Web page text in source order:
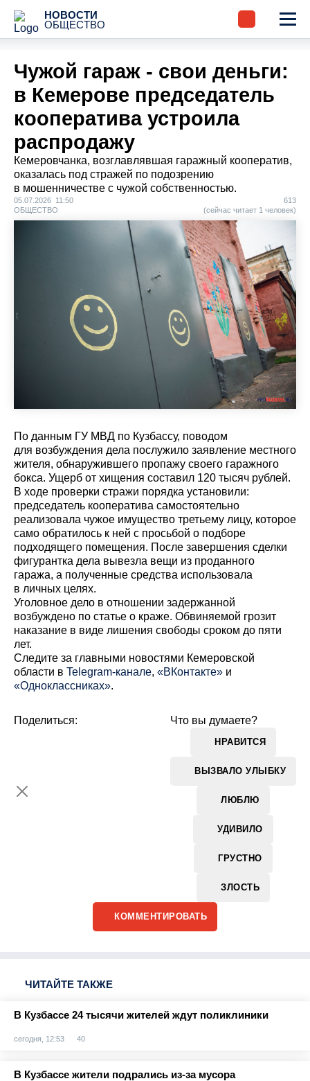
НОВОСТИ
ОБЩЕСТВО
Чужой гараж - свои деньги:
в Кемерове председатель
кооператива устроила
распродажу
Кемеровчанка, возглавлявшая гаражный кооператив,
оказалась под стражей по подозрению
в мошенничестве с чужой собственностью.
05.07.2026 11:50
ОБЩЕСТВО
613
(сейчас читает 1 человек)
По данным ГУ МВД по Кузбассу, поводом
для возбуждения дела послужило заявление местного
жителя, обнаружившего пропажу своего гаражного
бокса. Ущерб от хищения составил 120 тысяч рублей.
В ходе проверки стражи порядка установили:
председатель кооператива самостоятельно
реализовала чужое имущество третьему лицу, которое
само обратилось к ней с просьбой о подборе
подходящего помещения. После завершения сделки
фигурантка дела вывезла вещи из проданного
гаража, а полученные средства использовала
в личных целях.
Уголовное дело в отношении задержанной
возбуждено по статье о краже. Обвиняемой грозит
наказание в виде лишения свободы сроком до пяти
лет.
Cледите за главными новостями Кемеровской
области в Telegram-канале, «ВКонтакте» и
«Одноклассниках».
Что вы думаете?
НРАВИТСЯ
ВЫЗВАЛО УЛЫБКУ
ЛЮБЛЮ
УДИВИЛО
ГРУСТНО
ЗЛОСТЬ
Поделиться:
КОММЕНТИРОВАТЬ
ЧИТАЙТЕ ТАКЖЕ
В Кузбассе 24 тысячи жителей ждут поликлиники
сегодня, 12:53 40
В Кузбассе жители подрались из-за мусора